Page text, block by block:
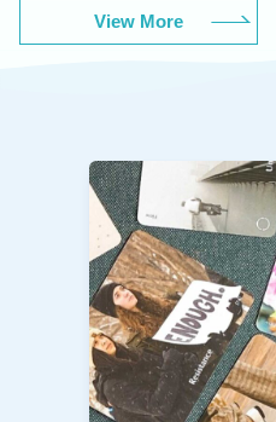
View More